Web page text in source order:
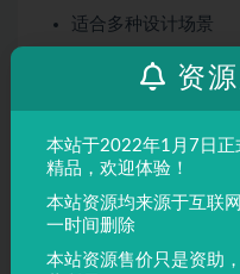
适合多种设计场景
屏幕显示与印刷均表
适用场景
品牌设计、海报制作、
需要独特视觉效果的场景。
声明：
本站所有文章，如无
资
本站于2022年1月7日正
精品，欢迎体验！
本站资源均来源于互联
一时间删除
本站资源售价只是资助